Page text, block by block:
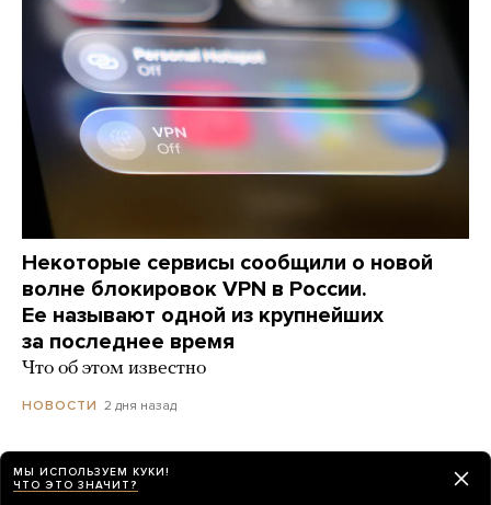
Некоторые сервисы сообщили о новой
волне блокировок VPN в России.
Ее называют одной из крупнейших
за последнее время
Что об этом известно
НОВОСТИ 2 дня назад
МЫ ИСПОЛЬЗУЕМ КУКИ!
ЧТО ЭТО ЗНАЧИТ?